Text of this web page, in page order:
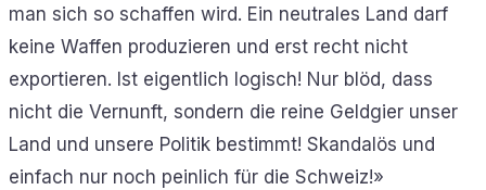
man sich so schaffen wird. Ein neutrales Land darf
keine Waffen produzieren und erst recht nicht
exportieren. Ist eigentlich logisch! Nur blöd, dass
nicht die Vernunft, sondern die reine Geldgier unser
Land und unsere Politik bestimmt! Skandalös und
einfach nur noch peinlich für die Schweiz!»